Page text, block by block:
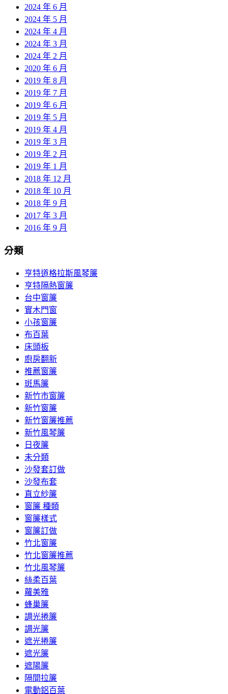
2024 年 6 月
2024 年 5 月
2024 年 4 月
2024 年 3 月
2024 年 2 月
2020 年 6 月
2019 年 8 月
2019 年 7 月
2019 年 6 月
2019 年 5 月
2019 年 4 月
2019 年 3 月
2019 年 2 月
2019 年 1 月
2018 年 12 月
2018 年 10 月
2018 年 9 月
2017 年 3 月
2016 年 9 月
分類
亨特道格拉斯風琴簾
亨特隔熱窗簾
台中窗簾
實木門窗
小孩窗簾
布百葉
床頭板
廚房翻新
推薦窗簾
斑馬簾
新竹市窗簾
新竹窗簾
新竹窗簾推薦
新竹風琴簾
日夜簾
未分類
沙發套訂做
沙發布套
直立紗簾
窗簾 種類
窗簾樣式
窗簾訂做
竹北窗簾
竹北窗簾推薦
竹北風琴簾
絲柔百葉
蘿美雅
蜂巢簾
調光捲簾
調光簾
遮光捲簾
遮光簾
遮陽簾
隔間拉簾
電動鋁百葉